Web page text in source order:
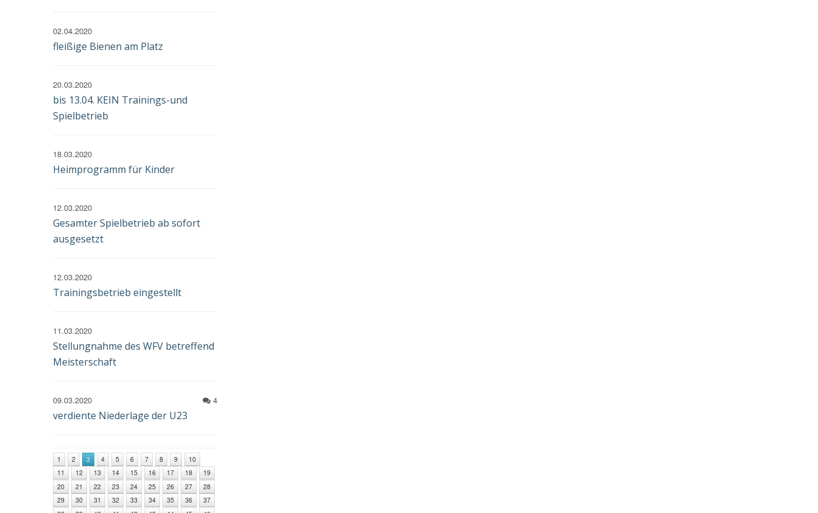
02.04.2020
fleißige Bienen am Platz
20.03.2020
bis 13.04. KEIN Trainings-und
Spielbetrieb
18.03.2020
Heimprogramm für Kinder
12.03.2020
Gesamter Spielbetrieb ab sofort
ausgesetzt
12.03.2020
Trainingsbetrieb eingestellt
11.03.2020
Stellungnahme des WFV betreffend
Meisterschaft
4
09.03.2020
verdiente Niederlage der U23
1 2 3 4 5 6 7 8 9
10
11
12 13 14 15 16 17 18
19
20
21 22 23 24 25 26 27
28
29
30 31 32 33 34 35 36
37